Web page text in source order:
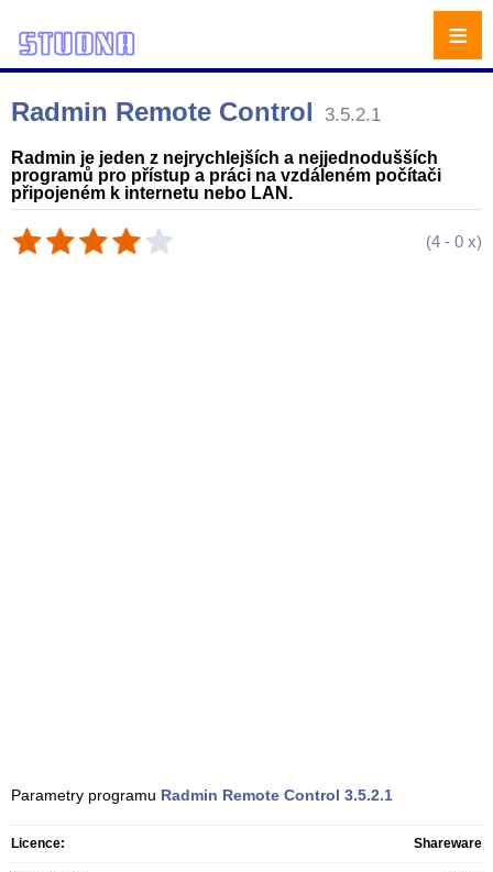
Radmin Remote Control 3.5.2.1
Radmin je jeden z nejrychlejších a nejjednodušších
programů pro přístup a práci na vzdáleném počítači
připojeném k internetu nebo LAN.
(4 - 0 x)
Parametry programu Radmin Remote Control 3.5.2.1
Licence: Shareware
≡